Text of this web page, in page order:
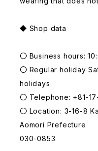
◆ Shop data
〇 Business hours:
〇 Regular holiday
holidays
〇 Telephone: +81-
〇 Location: 3-16-8
Aomori Prefecture
030-0853